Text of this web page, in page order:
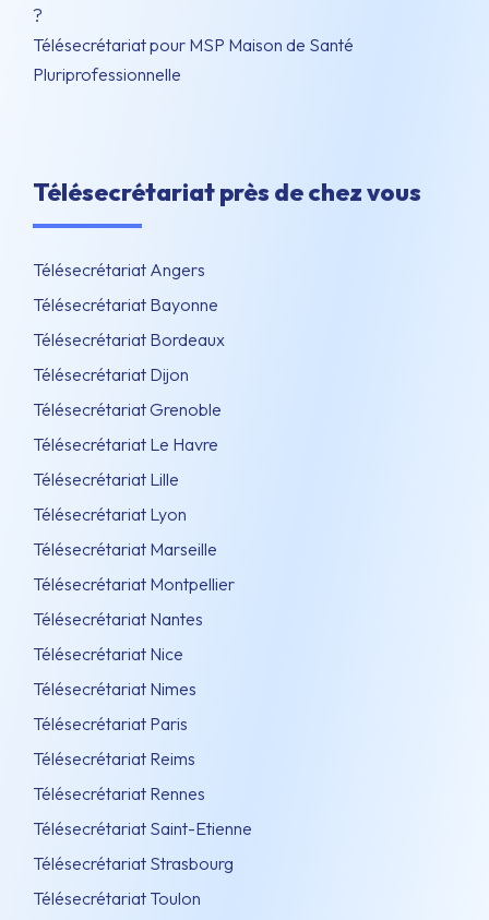
?
Télésecrétariat pour MSP Maison de Santé
Pluriprofessionnelle
Télésecrétariat près de chez vous
Télésecrétariat Angers
Télésecrétariat Bayonne
Télésecrétariat Bordeaux
Télésecrétariat Dijon
Télésecrétariat Grenoble
Télésecrétariat Le Havre
Télésecrétariat Lille
Télésecrétariat Lyon
Télésecrétariat Marseille
Télésecrétariat Montpellier
Télésecrétariat Nantes
Télésecrétariat Nice
Télésecrétariat Nimes
Télésecrétariat Paris
Télésecrétariat Reims
Télésecrétariat Rennes
Télésecrétariat Saint-Etienne
Télésecrétariat Strasbourg
Télésecrétariat Toulon